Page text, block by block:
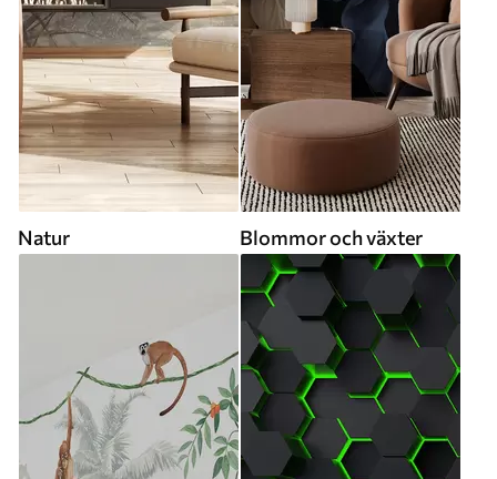
Natur Blommor och växter